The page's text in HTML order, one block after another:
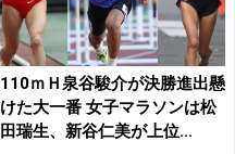
110ｍＨ泉谷駿介が決勝進出懸
けた大一番 女子マラソンは松
田瑞生、新谷仁美が上位...